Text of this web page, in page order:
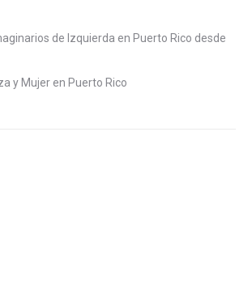
de Izquierda en Puerto Rico desde
y Mujer en Puerto Rico